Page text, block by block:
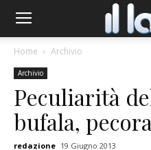
Home Archivio
Archivio
Peculiarità
bufala,
redazione 19 Giugno 2013